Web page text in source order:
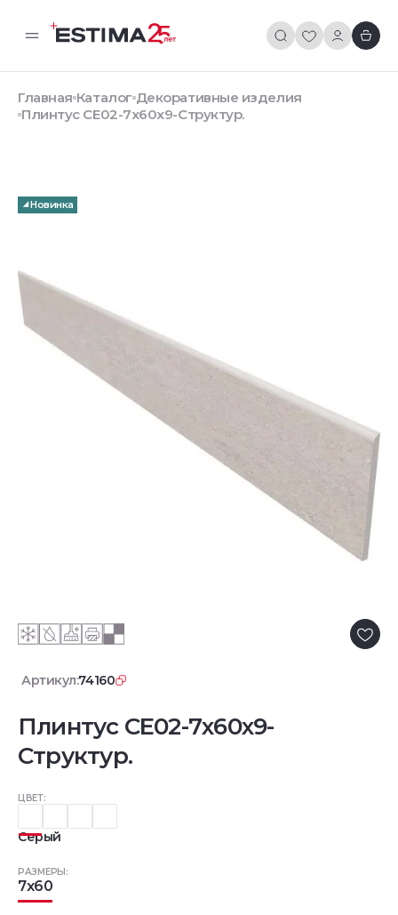
Главная Каталог Декоративные изделия
Плинтус CE02-7x60x9-Структур.
Новинка
Артикул:74160
Плинтус CE02-7x60x9-
Структур.
ЦВЕТ:
Серый
РАЗМЕРЫ:
7x60